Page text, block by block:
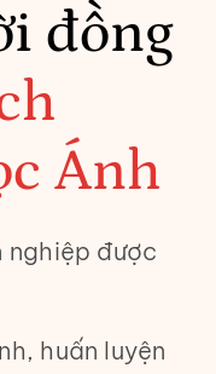
đồng
Ánh
nghiệp được
huấn luyện